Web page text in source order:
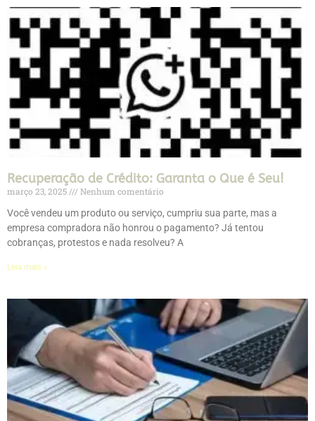
Recuperação de Crédito: Garanta o Que é Seu!
março 23, 2025
Nenhum comentário
Você vendeu um produto ou serviço, cumpriu sua parte, mas a
empresa compradora não honrou o pagamento? Já tentou
cobranças, protestos e nada resolveu? A
Leia mais »